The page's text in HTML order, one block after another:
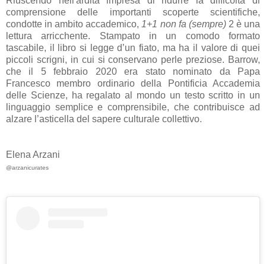
comprensione delle importanti scoperte scientifiche,
condotte in ambito accademico, 1+1 non fa (sempre)2 è una
lettura arricchente. Stampato in un comodo formato
tascabile, il libro si legge d’un fiato, ma ha il valore di quei
piccoli scrigni, in cui si conservano perle preziose. Barrow,
che il 5 febbraio 2020 era stato nominato da Papa
Francesco membro ordinario della Pontificia Accademia
delle Scienze, ha regalato al mondo un testo scritto in un
linguaggio semplice e comprensibile, che contribuisce ad
alzare l’asticella del sapere culturale collettivo.
Elena Arzani
@arzanicurates